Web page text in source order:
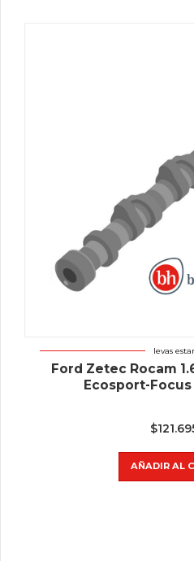
levas
Ford Zetec Rocam
Ecosport-Focus
$
AÑADIR AL